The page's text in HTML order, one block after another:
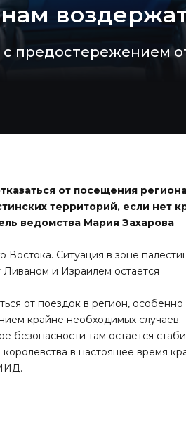
предостережением
от посещения
территорий, если нет
ведомства Мария Захарова
Востока. Ситуация в зоне
и Израилем остается
от поездок в регион, особенно
крайне необходимых случаев.
безопасности там остается
в настоящее время